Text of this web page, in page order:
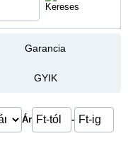
Garancia
GYIK
Ár -